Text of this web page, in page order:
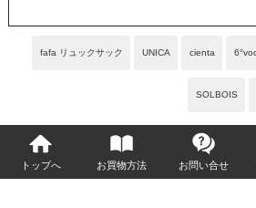
fafa リュックサック UNICA cienta
SOLBOIS
トップへ お買物方法 お問い合せ